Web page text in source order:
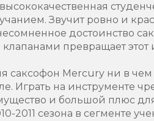
Звучит ровно и
достоинство
превращает
саксофон Mercury ни в
Играть на инструменте
и большой плюс
2011 сезона в сегменте